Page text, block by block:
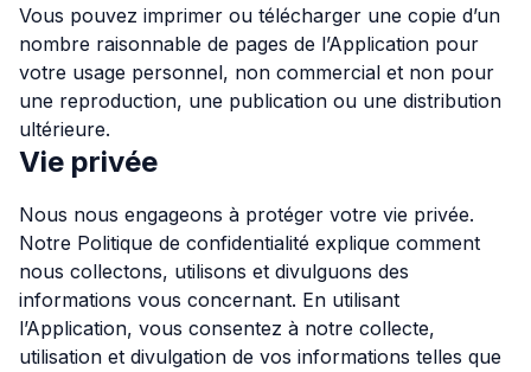
Vous pouvez imprimer ou télécharger une copie d’un
nombre raisonnable de pages de l’Application pour
votre usage personnel, non commercial et non pour
une reproduction, une publication ou une distribution
ultérieure.
Vie privée
Nous nous engageons à protéger votre vie privée.
Notre Politique de confidentialité explique comment
nous collectons, utilisons et divulguons des
informations vous concernant. En utilisant
l’Application, vous consentez à notre collecte,
utilisation et divulgation de vos informations telles que